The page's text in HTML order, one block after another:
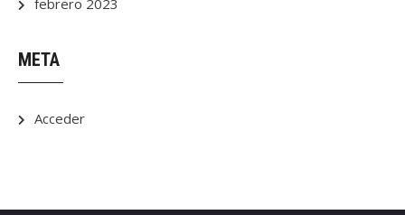
febrero 2023
META
Acceder